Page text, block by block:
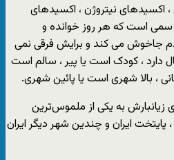
اکسیدهای نیتروژن ، اکسیدهای
سمی است که هر روز خوانده و
جاخوش می کند و برایش فرقی نمی
دارد ، کودک است یا پیر ، سالم است
، بالا شهری است یا پائین شهری.
زیانبارش به یکی از ملموس‌ترین
ایران و چندین شهر دیگر ایران